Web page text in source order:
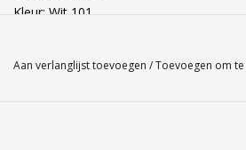
Kleur: Wit 101
12,5% spandex
Aan verlanglijst toevoegen /Toevoegen om